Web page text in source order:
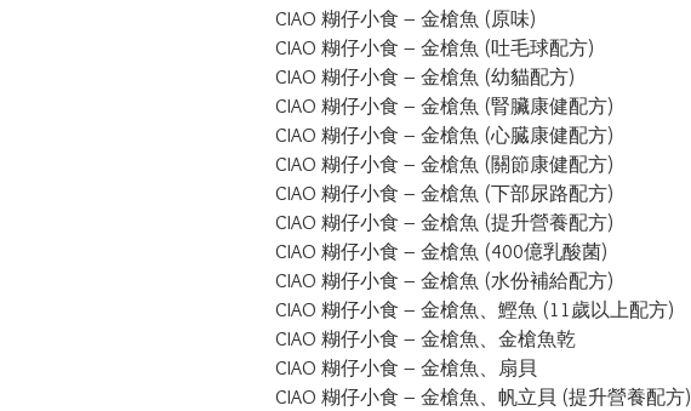
CIAO 糊仔小食 – 金槍魚 (原味)
CIAO 糊仔小食 – 金槍魚 (吐毛球配方)
CIAO 糊仔小食 – 金槍魚 (幼貓配方)
CIAO 糊仔小食 – 金槍魚 (腎臟康健配方)
CIAO 糊仔小食 – 金槍魚 (心臓康健配方)
CIAO 糊仔小食 – 金槍魚 (關節康健配方)
CIAO 糊仔小食 – 金槍魚 (下部尿路配方)
CIAO 糊仔小食 – 金槍魚 (提升營養配方)
CIAO 糊仔小食 – 金槍魚 (400億乳酸菌)
CIAO 糊仔小食 – 金槍魚 (水份補給配方)
CIAO 糊仔小食 – 金槍魚、鰹魚 (11歲以上配方)
CIAO 糊仔小食 – 金槍魚、金槍魚乾
CIAO 糊仔小食 – 金槍魚、扇貝
CIAO 糊仔小食 – 金槍魚、帆立貝 (提升營養配方)